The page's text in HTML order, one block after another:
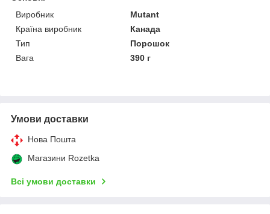
Виробник
Mutant
Країна виробник
Канада
Тип
Порошок
Вага
390 г
Умови доставки
Нова Пошта
Магазини Rozetka
Всі умови доставки